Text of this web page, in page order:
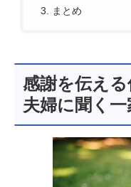
まとめ
感謝を伝え
夫婦に聞く